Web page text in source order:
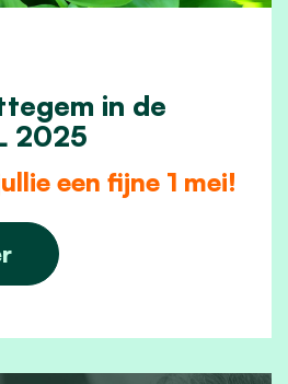
in de
2025
een fijne 1 mei!